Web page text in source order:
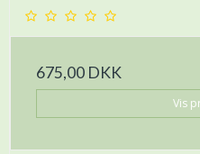
675,00 DKK
Vis